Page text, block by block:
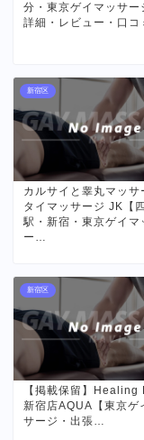
分・東京ゲイマッサー
詳細・レビュー・口
新宿区
カルサイと睾丸マッサ
タイマッサージ JK【
駅・新宿・東京ゲイマ
ー…
新宿区
【掲載保留】Healing
新宿店AQUA【東京ゲ
サージ・出張…